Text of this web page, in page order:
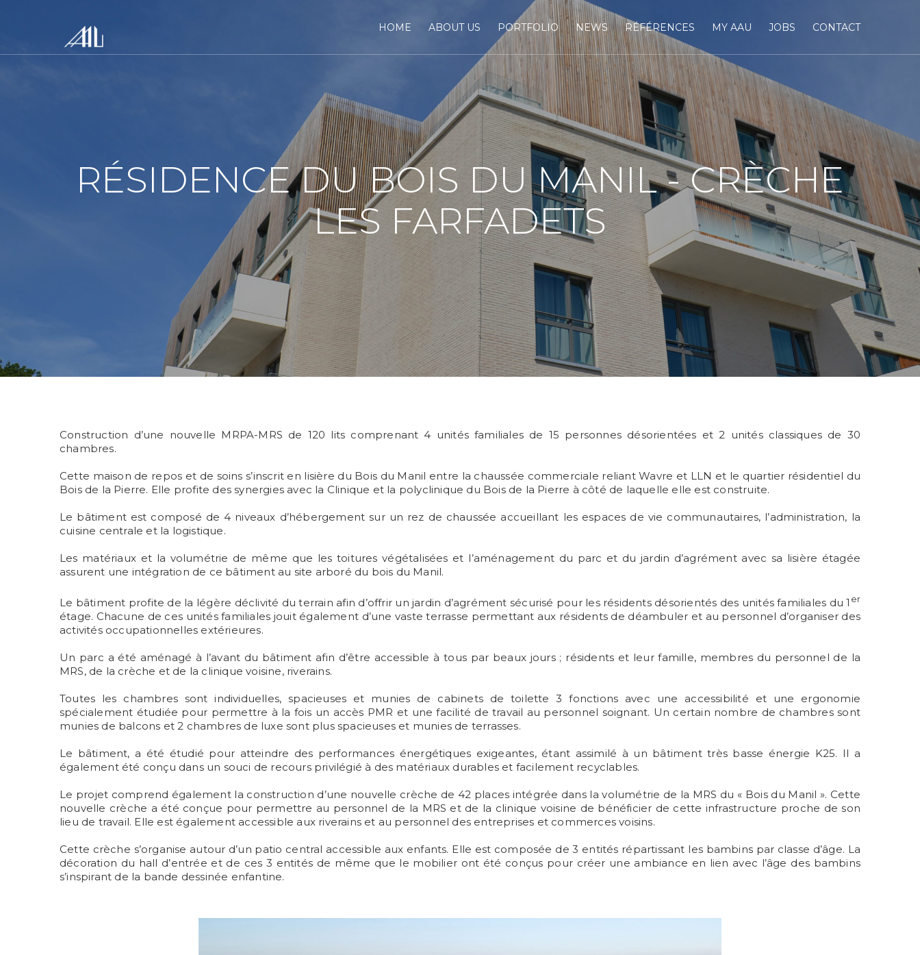
HOME ABOUT US PORTFOLIO NEWS RÉFÉRENCES MY AAU JOBS CONTACT
RÉSIDENCE DU BOIS DU MANIL - CRÈCHE
LES FARFADETS
Construction d’une nouvelle MRPA-MRS de 120 lits comprenant 4 unités familiales de 15 personnes désorientées et 2 unités classiques de 30
chambres.
Cette maison de repos et de soins s’inscrit en lisière du Bois du Manil entre la chaussée commerciale reliant Wavre et LLN et le quartier résidentiel du
Bois de la Pierre. Elle profite des synergies avec la Clinique et la polyclinique du Bois de la Pierre à côté de laquelle elle est construite.
Le bâtiment est composé de 4 niveaux d’hébergement sur un rez de chaussée accueillant les espaces de vie communautaires, l’administration, la
cuisine centrale et la logistique.
Les matériaux et la volumétrie de même que les toitures végétalisées et l’aménagement du parc et du jardin d’agrément avec sa lisière étagée
assurent une intégration de ce bâtiment au site arboré du bois du Manil.
Le bâtiment profite de la légère déclivité du terrain afin d’offrir un jardin d’agrément sécurisé pour les résidents désorientés des unités familiales du 1 er
étage. Chacune de ces unités familiales jouit également d’une vaste terrasse permettant aux résidents de déambuler et au personnel d’organiser des
activités occupationnelles extérieures.
Un parc a été aménagé à l’avant du bâtiment afin d’être accessible à tous par beaux jours ; résidents et leur famille, membres du personnel de la
MRS, de la crèche et de la clinique voisine, riverains.
Toutes les chambres sont individuelles, spacieuses et munies de cabinets de toilette 3 fonctions avec une accessibilité et une ergonomie
spécialement étudiée pour permettre à la fois un accès PMR et une facilité de travail au personnel soignant. Un certain nombre de chambres sont
munies de balcons et 2 chambres de luxe sont plus spacieuses et munies de terrasses.
Le bâtiment, a été étudié pour atteindre des performances énergétiques exigeantes, étant assimilé à un bâtiment très basse énergie K25. Il a
également été conçu dans un souci de recours privilégié à des matériaux durables et facilement recyclables.
Le projet comprend également la construction d’une nouvelle crèche de 42 places intégrée dans la volumétrie de la MRS du « Bois du Manil ». Cette
nouvelle crèche a été conçue pour permettre au personnel de la MRS et de la clinique voisine de bénéficier de cette infrastructure proche de son
lieu de travail. Elle est également accessible aux riverains et au personnel des entreprises et commerces voisins.
Cette crèche s’organise autour d’un patio central accessible aux enfants. Elle est composée de 3 entités répartissant les bambins par classe d’âge. La
décoration du hall d’entrée et de ces 3 entités de même que le mobilier ont été conçus pour créer une ambiance en lien avec l’âge des bambins
s’inspirant de la bande dessinée enfantine.